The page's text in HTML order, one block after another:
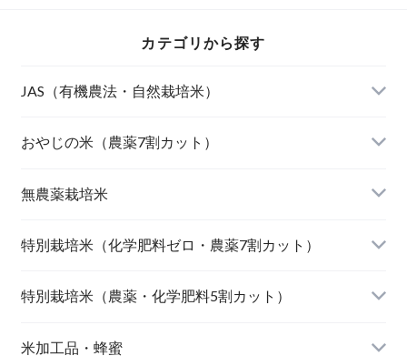
カテゴリから探す
JAS（有機農法・自然栽培米）
山形東置賜 つや姫（有機栽培米）
山形庄内 ミルキークィーン（有機栽培米）
北海道産 おぼろづき（自然栽培米）
北海道産 ななつぼし（自然栽培米）
島根松江きぬむすめ(有機栽培米)
おやじの米（農薬7割カット）
おやじの米 山形鶴岡産 雪若丸
【完売】おやじの米 山形鶴岡産ササニシキ
おやじの米 山形鶴岡産つや姫
おやじの米 山形鶴岡産こしひかり
無農薬栽培米
宮崎県産 太陽米ミルキークィーン
【完売】島根奥出雲産 櫛名田姫米こしひかり
【完売】新潟燕産 こしひかり
特別栽培米（化学肥料ゼロ・農薬7割カット）
風さやか（長野）
JAたじま コウノトリ育むお米 こしひかり（兵
特別栽培米（農薬・化学肥料5割カット）
新潟佐渡産 こしひかり
米加工品・蜂蜜